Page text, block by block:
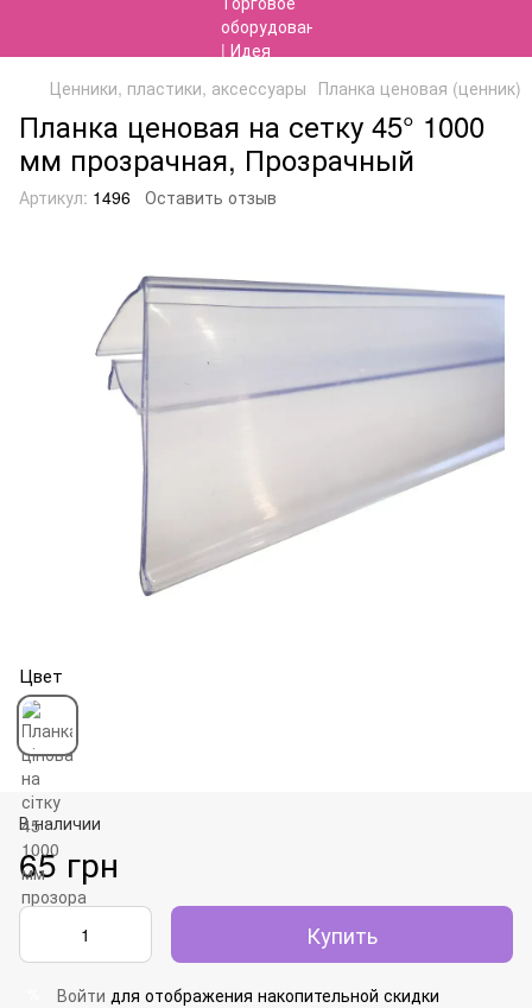
Ценники, пластики, аксессуары Планка ценовая (ценник)
Планка ценовая на сетку 45° 1000
мм прозрачная, Прозрачный
Артикул: 1496 Оставить отзыв
Цвет
В наличии
65 грн
Купить
Войти для отображения накопительной скидки